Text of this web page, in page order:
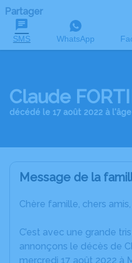
Partager
SMS WhatsApp
Claude
décédé le 17 août 2022 à
Message de la
Chère famille, chers amis,
C’est avec une grande
annonçons le décès de
mercredi 17 août 2022 à